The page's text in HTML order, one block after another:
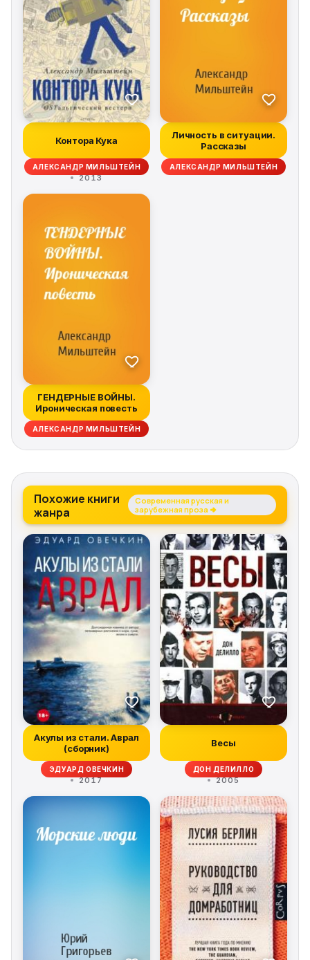
Контора Кука
АЛЕКСАНДР МИЛЬШТЕЙН
2013
Личность в ситуации.
Рассказы
АЛЕКСАНДР МИЛЬШТЕЙН
ГЕНДЕРНЫЕ ВОЙНЫ.
Ироническая повесть
АЛЕКСАНДР МИЛЬШТЕЙН
Похожие книги
жанра
Современная русская и
зарубежная проза →
Акулы из стали. Аврал
(сборник)
ЭДУАРД ОВЕЧКИН
2017
Весы
ДОН ДЕЛИЛЛО
2005